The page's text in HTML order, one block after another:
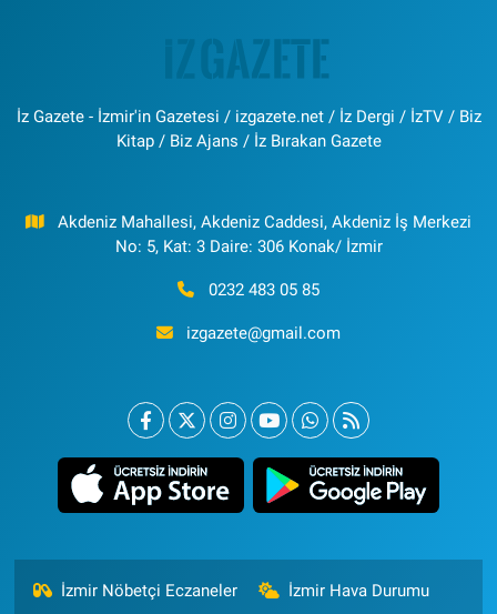
İz Gazete - İzmir'in Gazetesi / izgazete.net / İz Dergi / İzTV / Biz
Kitap / Biz Ajans / İz Bırakan Gazete
Akdeniz Mahallesi, Akdeniz Caddesi, Akdeniz İş Merkezi
No: 5, Kat: 3 Daire: 306 Konak/ İzmir
0232 483 05 85
izgazete@gmail.com
İzmir Nöbetçi Eczaneler İzmir Hava Durumu